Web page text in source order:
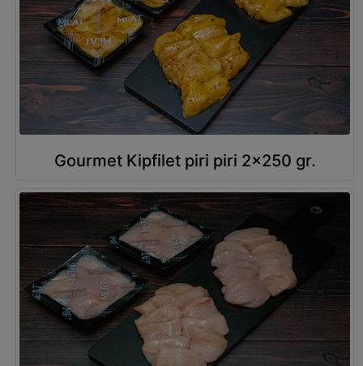
Gourmet Kipfilet piri piri 2x250 gr.